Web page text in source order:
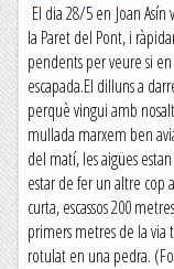
El dia 28/5 en Joan
la Paret del Pont, i
pendents per veure si
escapada.El dilluns a
perquè vingui amb
mullada marxem ben
del matí, les aigües
estar de fer un altre cop
curta, escassos 200
primers metres de la
rotulat en una pedra.